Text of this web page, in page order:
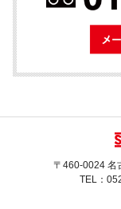
〒460-0024 名
TEL：